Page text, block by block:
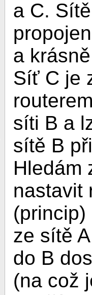
a C.
a
Síť C je
síti B a
sítě B
Hledám
nastavit
ze sítě
do B
(na což